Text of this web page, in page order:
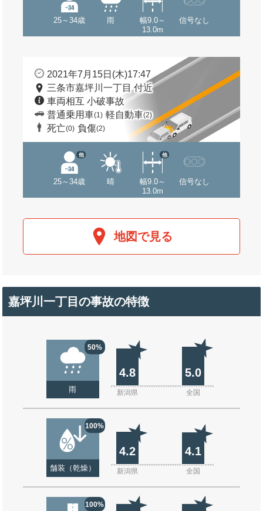
25～34歳 雨
幅9.0～
13.0m
信号なし
2021年7月15日(木)17:47
三条市嘉坪川一丁目 付近
車両相互 小破事故
普通乗用車(1) 軽自動車(2)
死亡(0) 負傷(2)
25～34歳
他
晴
幅9.0～
13.0m
他
信号なし
地図で見る
嘉坪川一丁目の事故の特徴
50%
雨
4.8 5.0
新潟県 全国
100%
舗装（乾燥）
4.2 4.1
新潟県 全国
100%